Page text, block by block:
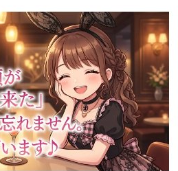
舗情報・よくある質問
VISITORS TO JAPAN
国人観光客向け
用情報